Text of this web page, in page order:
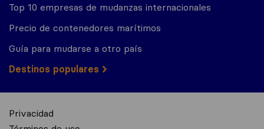
Top 10 empresas de mudanzas internacionales
Precio de contenedores marítimos
Guía para mudarse a otro país
Destinos populares
Privacidad